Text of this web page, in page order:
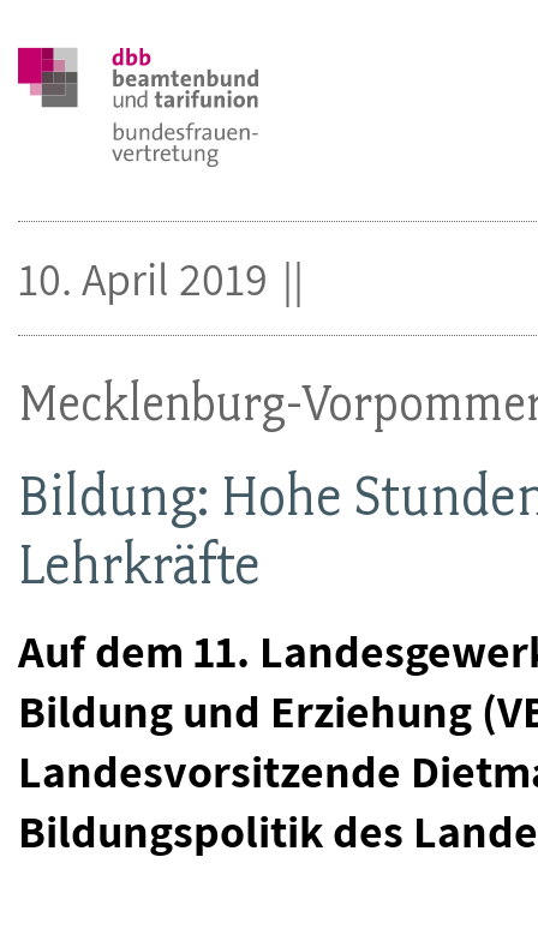
Mecklenburg-
Bildung: Hohe
Lehrkräfte
Auf dem 11.
Bildung und Erziehung
Landesvorsitzende
Bildungspolitik des
10. April 2019